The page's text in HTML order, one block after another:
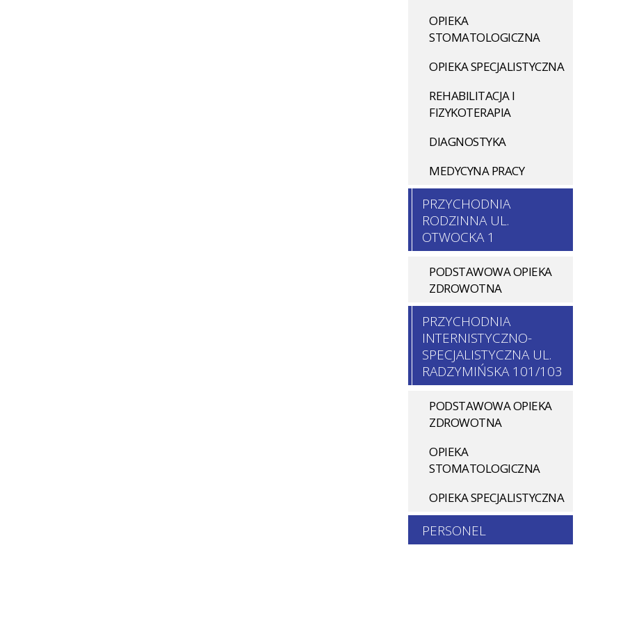
OPIEKA
STOMATOLOGICZNA
OPIEKA SPECJALISTYCZNA
REHABILITACJA I
FIZYKOTERAPIA
DIAGNOSTYKA
MEDYCYNA PRACY
PRZYCHODNIA
RODZINNA UL.
OTWOCKA 1
PODSTAWOWA OPIEKA
ZDROWOTNA
PRZYCHODNIA
INTERNISTYCZNO-
SPECJALISTYCZNA UL.
RADZYMIŃSKA 101/103
PODSTAWOWA OPIEKA
ZDROWOTNA
OPIEKA
STOMATOLOGICZNA
OPIEKA SPECJALISTYCZNA
PERSONEL